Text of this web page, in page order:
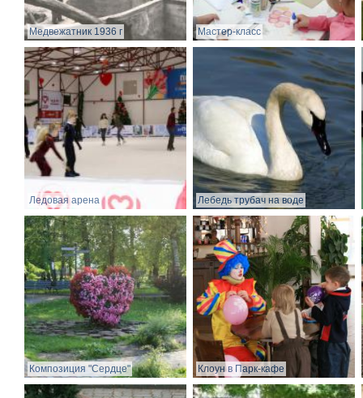
Медвежатник 1936 г Мастер-класс
Ледовая арена Лебедь трубач на воде
Композиция "Сердце" Клоун в Парк-кафе